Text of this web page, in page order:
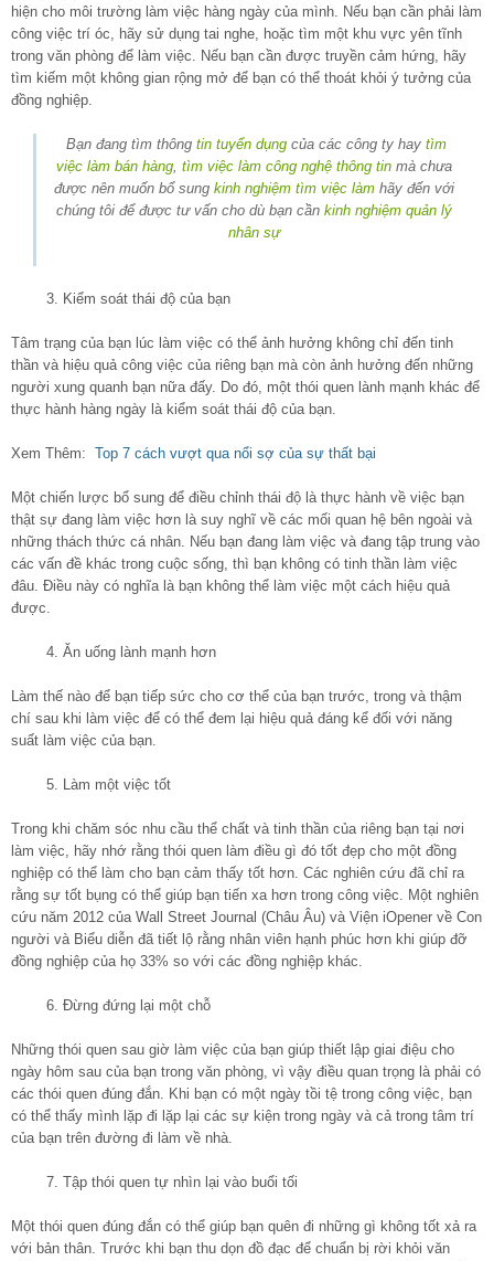
hiện cho môi trường làm việc hàng ngày của mình. Nếu bạn cần phải làm
công việc trí óc, hãy sử dụng tai nghe, hoặc tìm một khu vực yên tĩnh
trong văn phòng để làm việc. Nếu bạn cần được truyền cảm hứng, hãy
tìm kiếm một không gian rộng mở để bạn có thể thoát khỏi ý tưởng của
đồng nghiệp.
Bạn đang tìm thông tin tuyển dụngcủa các công ty hay tìm
việc làm bán hàng, tìm việc làm công nghệ thông tinmà chưa
được nên muốn bổ sung kinh nghiệm tìm việc làmhãy đến với
chúng tôi để được tư vấn cho dù bạn cần kinh nghiệm quản lý
nhân sự
3. Kiểm soát thái độ của bạn
Tâm trạng của bạn lúc làm việc có thể ảnh hưởng không chỉ đến tinh
thần và hiệu quả công việc của riêng bạn mà còn ảnh hưởng đến những
người xung quanh bạn nữa đấy. Do đó, một thói quen lành mạnh khác để
thực hành hàng ngày là kiểm soát thái độ của bạn.
Xem Thêm: Top 7 cách vượt qua nổi sợ của sự thất bại
Một chiến lược bổ sung để điều chỉnh thái độ là thực hành về việc bạn
thật sự đang làm việc hơn là suy nghĩ về các mối quan hệ bên ngoài và
những thách thức cá nhân. Nếu bạn đang làm việc và đang tập trung vào
các vấn đề khác trong cuộc sống, thì bạn không có tinh thần làm việc
đâu. Điều này có nghĩa là bạn không thể làm việc một cách hiệu quả
được.
4. Ăn uống lành mạnh hơn
Làm thế nào để bạn tiếp sức cho cơ thể của bạn trước, trong và thậm
chí sau khi làm việc để có thể đem lại hiệu quả đáng kể đối với năng
suất làm việc của bạn.
5. Làm một việc tốt
Trong khi chăm sóc nhu cầu thể chất và tinh thần của riêng bạn tại nơi
làm việc, hãy nhớ rằng thói quen làm điều gì đó tốt đẹp cho một đồng
nghiệp có thể làm cho bạn cảm thấy tốt hơn. Các nghiên cứu đã chỉ ra
rằng sự tốt bụng có thể giúp bạn tiến xa hơn trong công việc. Một nghiên
cứu năm 2012 của Wall Street Journal (Châu Âu) và Viện iOpener về Con
người và Biểu diễn đã tiết lộ rằng nhân viên hạnh phúc hơn khi giúp đỡ
đồng nghiệp của họ 33% so với các đồng nghiệp khác.
6. Đừng đứng lại một chỗ
Những thói quen sau giờ làm việc của bạn giúp thiết lập giai điệu cho
ngày hôm sau của bạn trong văn phòng, vì vậy điều quan trọng là phải có
các thói quen đúng đắn. Khi bạn có một ngày tồi tệ trong công việc, bạn
có thể thấy mình lặp đi lặp lại các sự kiện trong ngày và cả trong tâm trí
của bạn trên đường đi làm về nhà.
7. Tập thói quen tự nhìn lại vào buổi tối
Một thói quen đúng đắn có thể giúp bạn quên đi những gì không tốt xả ra
với bản thân. Trước khi bạn thu dọn đồ đạc để chuẩn bị rời khỏi văn